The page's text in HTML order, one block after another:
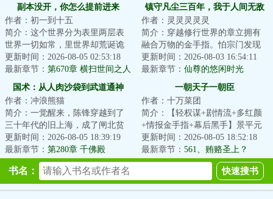
機）
副本没开，你怎么提前进来
了？！
作者：初一到十五
简介：这个世界分为表里两层表
世界一切如常，里世界却荒诞诡
谲那里，超凡与扭曲并行，罪恶
与欲念滋长一旦...
更新时间：2026-08-05 02:53:18
最新章节： 第670章 横扫世间之人
（二合一）
镇守凡尘三百年，我于人间无敌
作者：灵灵灵灵灵
简介：穿越修行世界的章立拥有
融合万物的金手指。怕宗门发现
他“夺舍”身份，他选择镇守凡尘三
百年的任务...
更新时间：2026-08-03 16:54:11
最新章节： 仙尊的悠闲时光
国术：从人肉沙袋到武道通神
作者：冲浪熊猫
简介：一觉醒来，陈锋穿越到了
三十年代的旧上海，成了闸北贫
民，在黑拳场当人肉桩。斧头社
横行霸道，这是...
更新时间：2026-08-05 18:39:19
最新章节： 第280章 千佛殿
一朝天子一朝臣
作者：十万菜团
简介：【轻权谋+剧情流+多红颜
+情报金手指+幕后黑手】景平元
月，人间出了件大事。大周将领
赵氏黄袍加身，...
更新时间：2026-08-05 18:52:18
最新章节： 561、贿赂圣上？
书名：